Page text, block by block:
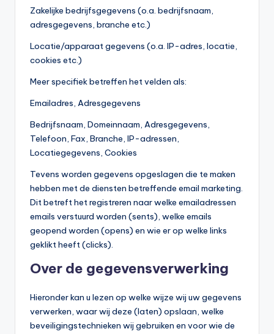
Zakelijke bedrijfsgegevens (o.a. bedrijfsnaam,
adresgegevens, branche etc.)
Locatie/apparaat gegevens (o.a. IP-adres, locatie,
cookies etc.)
Meer specifiek betreffen het velden als:
Emailadres, Adresgegevens
Bedrijfsnaam, Domeinnaam, Adresgegevens,
Telefoon, Fax, Branche, IP-adressen,
Locatiegegevens, Cookies
Tevens worden gegevens opgeslagen die te maken
hebben met de diensten betreffende email marketing.
Dit betreft het registreren naar welke emailadressen
emails verstuurd worden (sents), welke emails
geopend worden (opens) en wie er op welke links
geklikt heeft (clicks).
Over de gegevensverwerking
Hieronder kan u lezen op welke wijze wij uw gegevens
verwerken, waar wij deze (laten) opslaan, welke
beveiligingstechnieken wij gebruiken en voor wie de